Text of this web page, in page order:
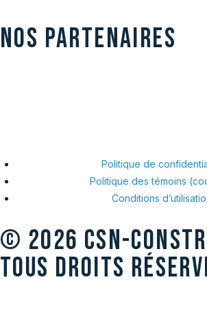
NOS PARTENAIRES
Politique de
Politique des témoins
Conditions
© 2026 CSN-
TOUS DROITS